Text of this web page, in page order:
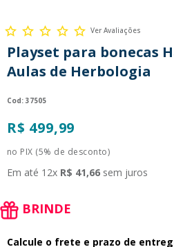
Ver Avaliações
Playset para bonecas
Aulas de Herbologia
: 37505
R$ 499,99
no PIX (5% de desconto)
Em até 12x R$ 41,66 sem juros
BRINDE
10 º bluey